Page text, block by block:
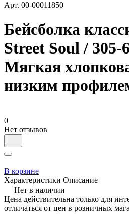
Арт. 00-00011850
Бейсболка
Street Soul / 305-
Мягкая
низким
0
Нет отзывов
В корзине
Характеристики Описание
Нет в наличии
Цена действительна только для
отличаться от цен в розничных